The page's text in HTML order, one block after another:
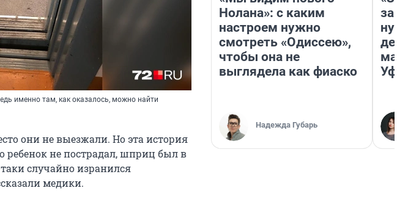
именно там, как оказалось, можно найти
они не выезжали. Но эта история
ребенок не пострадал, шприц был в
случайно изранился
медики.
Нолана»: с каким
настроем нужно
смотреть «Одиссею»,
чтобы она не
выглядела как фиаско
Надежда Губарь
дела
Уфа